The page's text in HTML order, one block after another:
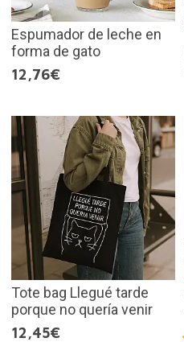
Espumador de leche en
forma de gato
12,76€
Tote bag Llegué tarde
porque no quería venir
12,45€